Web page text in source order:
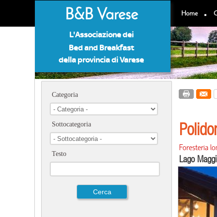
Categoria
Sottocategoria
Testo
Home
B&B Varese
L'Associazione dei
Bed and Breakfast
della provincia di Varese
Foresteria
Lago